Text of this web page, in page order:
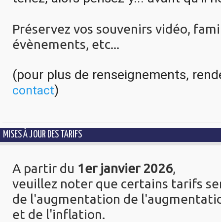
Préservez vos souvenirs vidéo,
évènements, etc...
(pou
contact)
MISES À JOUR DES TARIFS
A partir du 1er janvier 2026,
veuillez noter que certains tarifs
de l'augmentation de
et de l'inflation.